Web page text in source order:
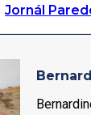
Jornál